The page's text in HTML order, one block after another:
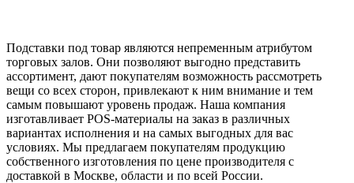
Подставки под товар являются непременным атрибутом
торговых залов. Они позволяют выгодно представить
ассортимент, дают покупателям возможность рассмотреть
вещи со всех сторон, привлекают к ним внимание и тем
самым повышают уровень продаж. Наша компания
изготавливает POS-материалы на заказ в различных
вариантах исполнения и на самых выгодных для вас
условиях. Мы предлагаем покупателям продукцию
собственного изготовления по цене производителя с
доставкой в Москве, области и по всей России.